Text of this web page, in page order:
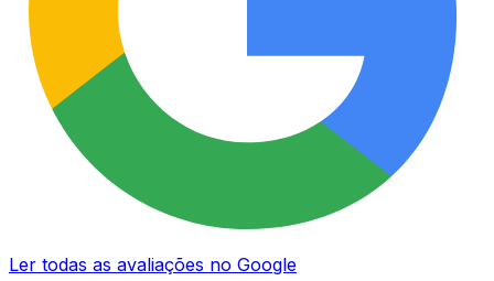
Ler todas as avaliações no Google